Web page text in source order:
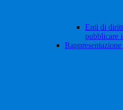
Enti di
pubblicare